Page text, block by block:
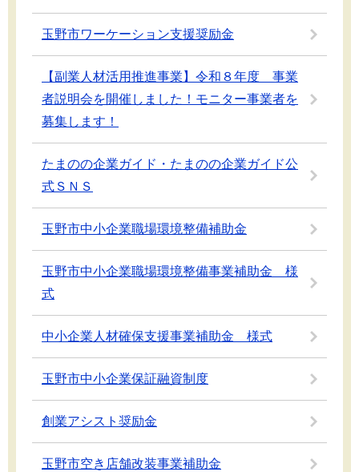
玉野市ワーケーション支援奨励金
【副業人材活用推進事業】令和８年度 事業
者説明会を開催しました！モニター事業者を
募集します！
たまのの企業ガイド・たまのの企業ガイド公
式ＳＮＳ
玉野市中小企業職場環境整備補助金
玉野市中小企業職場環境整備事業補助金 様
式
中小企業人材確保支援事業補助金 様式
玉野市中小企業保証融資制度
創業アシスト奨励金
玉野市空き店舗改装事業補助金